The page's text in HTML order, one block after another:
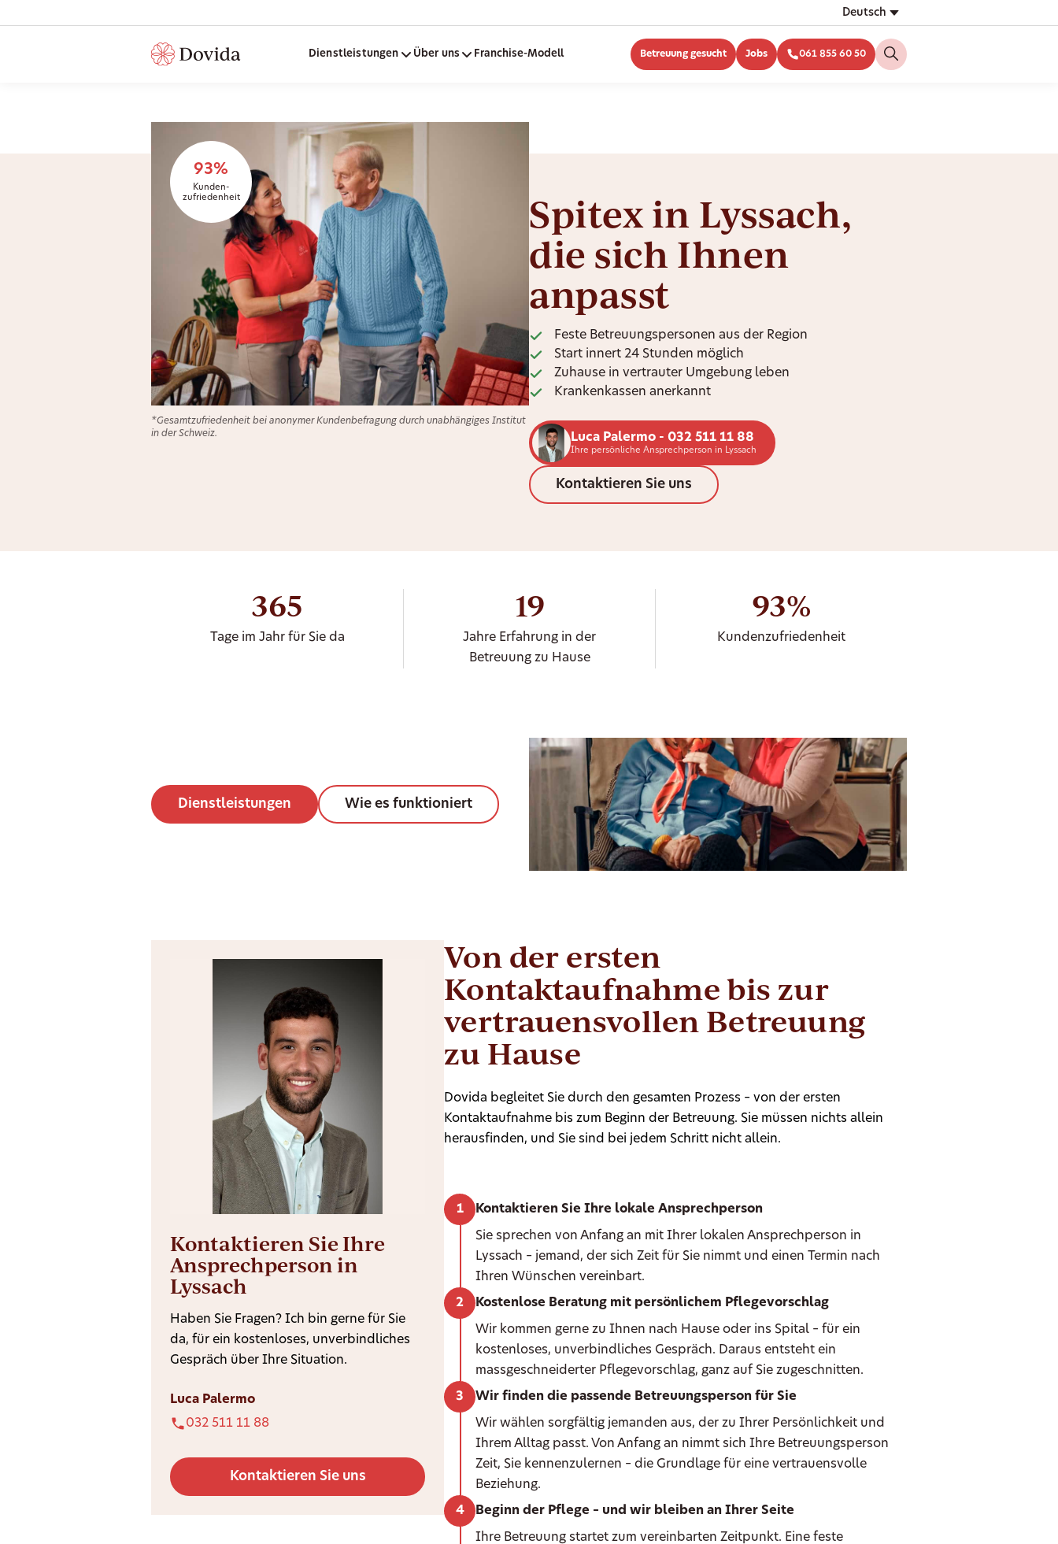
Deutsch
Dienstleistungen Über uns Franchise-Modell Betreuung gesucht Jobs 061 855 60 50
93%
Kunden-
zufriedenheit
*Gesamtzufriedenheit bei anonymer Kundenbefragung durch unabhängiges Institut
in der Schweiz.
Spitex in Lyssach,
die sich Ihnen
anpasst
Feste Betreuungspersonen aus der Region
Start innert 24 Stunden möglich
Zuhause in vertrauter Umgebung leben
Krankenkassen anerkannt
Luca Palermo - 032 511 11 88
Ihre persönliche Ansprechperson in Lyssach
Kontaktieren Sie uns
365
Tage im Jahr für Sie da
19
Jahre Erfahrung in der
Betreuung zu Hause
93%
Kundenzufriedenheit
Dienstleistungen Wie es funktioniert
Kontaktieren Sie Ihre
Ansprechperson in
Lyssach
Haben Sie Fragen? Ich bin gerne für Sie
da, für ein kostenloses, unverbindliches
Gespräch über Ihre Situation.
Luca Palermo
032 511 11 88
Kontaktieren Sie uns
Von der ersten
Kontaktaufnahme bis zur
vertrauensvollen Betreuung
zu Hause
Dovida begleitet Sie durch den gesamten Prozess – von der ersten
Kontaktaufnahme bis zum Beginn der Betreuung. Sie müssen nichts allein
herausfinden, und Sie sind bei jedem Schritt nicht allein.
Kontaktieren Sie Ihre lokale Ansprechperson
Sie sprechen von Anfang an mit Ihrer lokalen Ansprechperson in
Lyssach – jemand, der sich Zeit für Sie nimmt und einen Termin nach
Ihren Wünschen vereinbart.
Kostenlose Beratung mit persönlichem Pflegevorschlag
Wir kommen gerne zu Ihnen nach Hause oder ins Spital – für ein
kostenloses, unverbindliches Gespräch. Daraus entsteht ein
massgeschneiderter Pflegevorschlag, ganz auf Sie zugeschnitten.
Wir finden die passende Betreuungsperson für Sie
Wir wählen sorgfältig jemanden aus, der zu Ihrer Persönlichkeit und
Ihrem Alltag passt. Von Anfang an nimmt sich Ihre Betreuungsperson
Zeit, Sie kennenzulernen – die Grundlage für eine vertrauensvolle
Beziehung.
Beginn der Pflege – und wir bleiben an Ihrer Seite
Ihre Betreuung startet zum vereinbarten Zeitpunkt. Eine feste